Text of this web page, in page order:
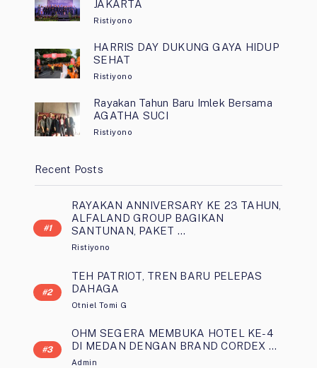
JAKARTA
Ristiyono
HARRIS DAY DUKUNG GAYA HIDUP
SEHAT
Ristiyono
Rayakan Tahun Baru Imlek Bersama
AGATHA SUCI
Ristiyono
Recent Posts
RAYAKAN ANNIVERSARY KE 23 TAHUN,
ALFALAND GROUP BAGIKAN
SANTUNAN, PAKET …
Ristiyono
TEH PATRIOT, TREN BARU PELEPAS
DAHAGA
Otniel Tomi G
OHM SEGERA MEMBUKA HOTEL KE-4
DI MEDAN DENGAN BRAND CORDEX …
Admin